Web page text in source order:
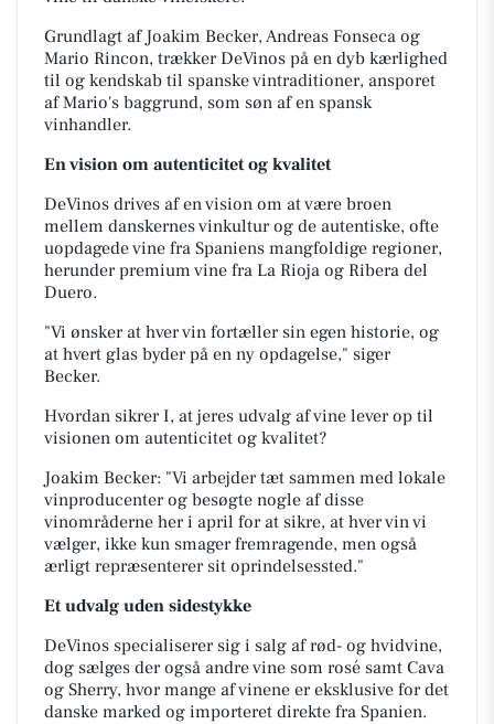
Grundlagt af Joakim Becker, Andreas Fonseca og
Mario Rincon, trækker DeVinos på en dyb kærlighed
til og kendskab til spanske vintraditioner, ansporet
af Mario's baggrund, som søn af en spansk
vinhandler.
En vision om autenticitet og kvalitet
DeVinos drives af en vision om at være broen
mellem danskernes vinkultur og de autentiske, ofte
uopdagede vine fra Spaniens mangfoldige regioner,
herunder premium vine fra La Rioja og Ribera del
Duero.
"Vi ønsker at hver vin fortæller sin egen historie, og
at hvert glas byderpå en ny opdagelse," siger
Becker.
Hvordan sikrer I, at jeres udvalg af vine lever op til
visionen om autenticitet og kvalitet?
Joakim Becker: "Vi arbejder tæt sammen med lokale
vinproducenter og besøgte nogle afdisse
vinområderne her i april for at sikre, at hver vin vi
vælger, ikke kun smager fremragende, men også
ærligt repræsenterer sit oprindelsessted."
Et udvalg uden sidestykke
DeVinos specialiserer sig i salg af rød- og hvidvine,
dog sælges der også andre vine som rosé samt Cava
og Sherry, hvor mange af vinene er eksklusive for det
danske marked og importeret direkte fra Spanien.